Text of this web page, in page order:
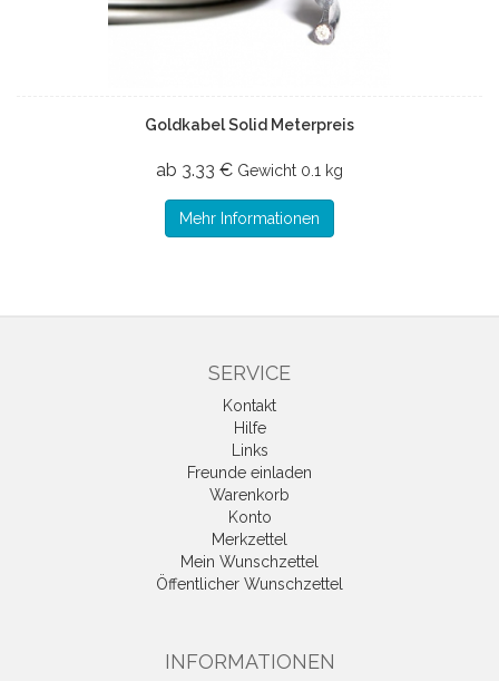
Goldkabel Solid Meterpreis
ab 3.33 € Gewicht 0.1 kg
Mehr Informationen
SERVICE
Kontakt
Hilfe
Links
Freunde einladen
Warenkorb
Konto
Merkzettel
Mein Wunschzettel
Öffentlicher Wunschzettel
INFORMATIONEN